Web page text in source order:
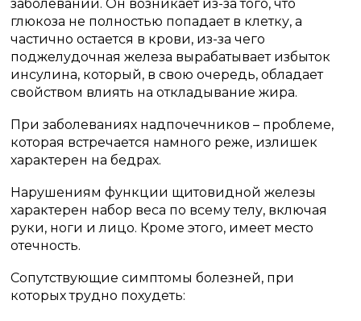
заболевании. Он возникает из-за того, что
глюкоза не полностью попадает в клетку, а
частично остается в крови, из-за чего
поджелудочная железа вырабатывает избыток
инсулина, который, в свою очередь, обладает
свойством влиять на откладывание жира.
При заболеваниях надпочечников – проблеме,
которая встречается намного реже, излишек
характерен на бедрах.
Нарушениям функции щитовидной железы
характерен набор веса по всему телу, включая
руки, ноги и лицо. Кроме этого, имеет место
отечность.
Сопутствующие симптомы болезней, при
которых трудно похудеть: